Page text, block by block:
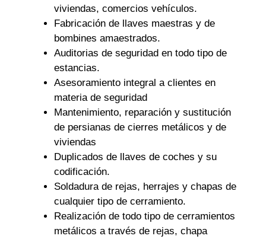
viviendas, comercios vehículos.
Fabricación de llaves maestras y de
bombines amaestrados.
Auditorias de seguridad en todo tipo de
estancias.
Asesoramiento integral a clientes en
materia de seguridad
Mantenimiento, reparación y sustitución
de persianas de cierres metálicos y de
viviendas
Duplicados de llaves de coches y su
codificación.
Soldadura de rejas, herrajes y chapas de
cualquier tipo de cerramiento.
Realización de todo tipo de cerramientos
metálicos a través de rejas, chapa